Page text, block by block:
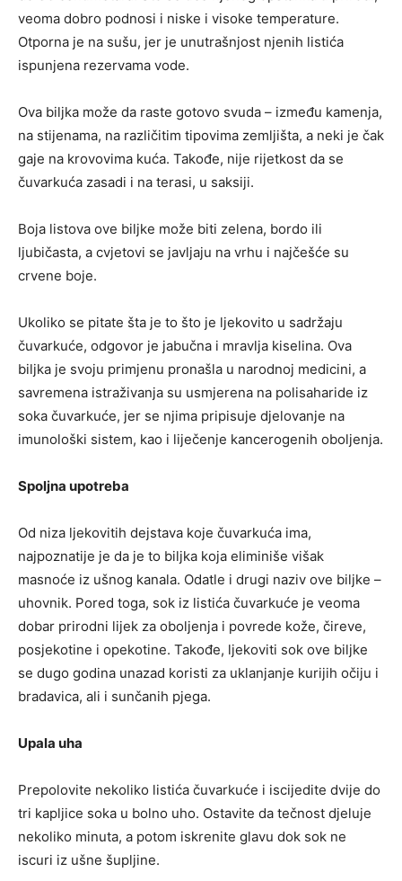
veoma dobro podnosi i niske i visoke temperature.
Otporna je na sušu, jer je unutrašnjost njenih listića
ispunjena rezervama vode.
Ova biljka može da raste gotovo svuda – između kamenja,
na stijenama, na različitim tipovima zemljišta, a neki je čak
gaje na krovovima kuća. Takođe, nije rijetkost da se
čuvarkuća zasadi i na terasi, u saksiji.
Boja listova ove biljke može biti zelena, bordo ili
ljubičasta, a cvjetovi se javljaju na vrhu i najčešće su
crvene boje.
Ukoliko se pitate šta je to što je ljekovito u sadržaju
čuvarkuće, odgovor je jabučna i mravlja kiselina. Ova
biljka je svoju primjenu pronašla u narodnoj medicini, a
savremena istraživanja su usmjerena na polisaharide iz
soka čuvarkuće, jer se njima pripisuje djelovanje na
imunološki sistem, kao i liječenje kancerogenih oboljenja.
Spoljna upotreba
Od niza ljekovitih dejstava koje čuvarkuća ima,
najpoznatije je da je to biljka koja eliminiše višak
masnoće iz ušnog kanala. Odatle i drugi naziv ove biljke –
uhovnik. Pored toga, sok iz listića čuvarkuće je veoma
dobar prirodni lijek za oboljenja i povrede kože, čireve,
posjekotine i opekotine. Takođe, ljekoviti sok ove biljke
se dugo godina unazad koristi za uklanjanje kurijih očiju i
bradavica, ali i sunčanih pjega.
Upala uha
Prepolovite nekoliko listića čuvarkuće i iscijedite dvije do
tri kapljice soka u bolno uho. Ostavite da tečnost djeluje
nekoliko minuta, a potom iskrenite glavu dok sok ne
iscuri iz ušne šupljine.